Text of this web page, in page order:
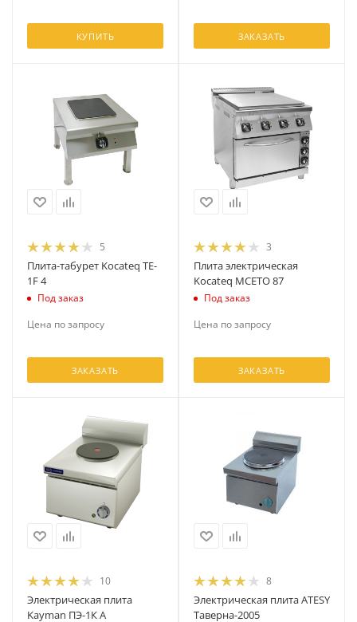
КУПИТЬ ЗАКАЗАТЬ
5
Плита-табурет Kocateq TE-
1F 4
Под заказ
Цена по запросу
ЗАКАЗАТЬ
3
Плита электрическая
Kocateq MCETO 87
Под заказ
Цена по запросу
ЗАКАЗАТЬ
10
Электрическая плита
Kayman ПЭ-1К А
8
Электрическая плита ATESY
Таверна-2005